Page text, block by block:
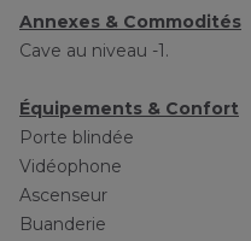
Annexes & Commodités
Cave au niveau -1.
Équipements & Confort
Porte blindée
Vidéophone
Ascenseur
Buanderie